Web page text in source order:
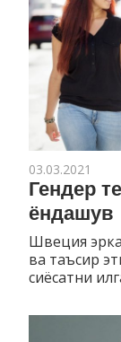
03.03.2021
Гендер
ёндашув
Швеция
ва таъсир
сиёсатни